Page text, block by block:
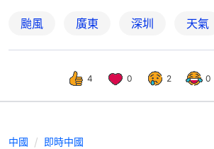
颱風 廣東 深圳 天氣
4 0 2 0
中國 即時中國